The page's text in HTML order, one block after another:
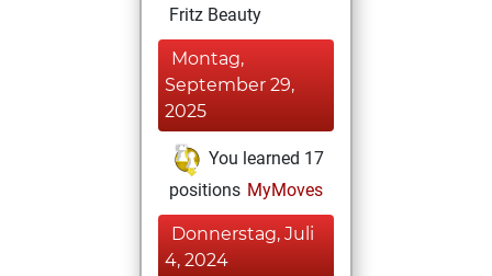
Fritz Beauty
Montag,
September 29,
2025
You learned 17
positions MyMoves
Donnerstag, Juli
4, 2024